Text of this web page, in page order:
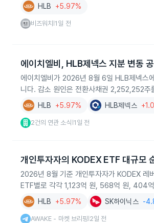
HLB +5.97%
비즈워치 |1일 전
에이치엘비, HLB제넥스 지분 변동 공
에이치엘비가 2026년 8월 6일 HLB제넥스
니다. 감소 원인은 전환사채권 2,252,252
HLB +5.97% HLB제넥스
2건의 연관 소식 1일 전
개인투자자의 KODEX ETF 대규모
2026년 8월 기준 개인투자자가 KODEX 레
ETF별로 각각 1,123억 원, 568억 원, 404
HLB +5.97% SK하이닉스 -
AWAKE - 마켓 브리핑 2일 전